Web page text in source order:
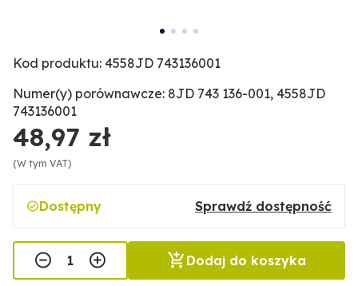
Kod produktu: 4558JD 743136001
Numer(y) porównawcze: 8JD 743 136-001, 4558JD
743136001
48,97 zł
(W tym VAT)
Dostępny Sprawdź dostępność
Dodaj do koszyka